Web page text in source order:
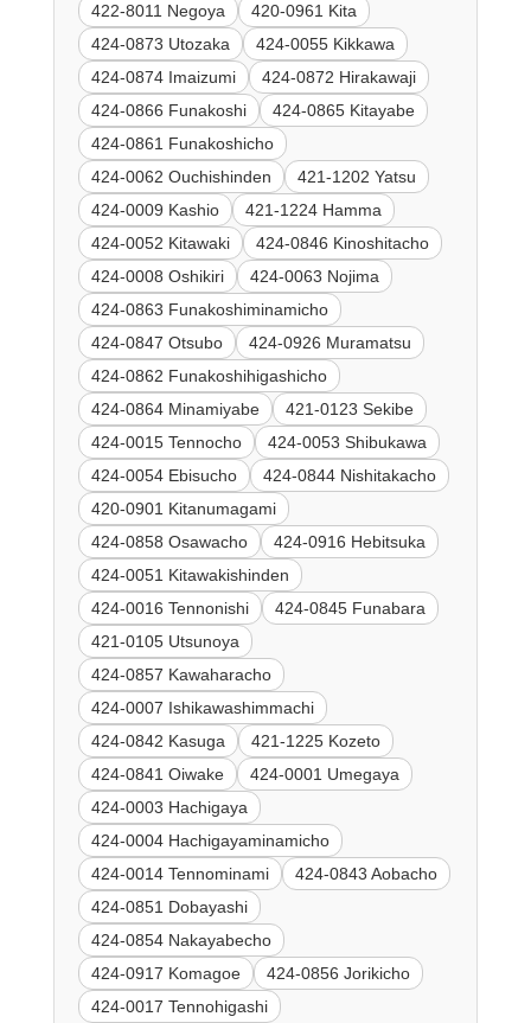
422-8011 Negoya
420-0961 Kita
424-0873 Utozaka
424-0055 Kikkawa
424-0874 Imaizumi
424-0872 Hirakawaji
424-0866 Funakoshi
424-0865 Kitayabe
424-0861 Funakoshicho
424-0062 Ouchishinden
421-1202 Yatsu
424-0009 Kashio
421-1224 Hamma
424-0052 Kitawaki
424-0846 Kinoshitacho
424-0008 Oshikiri
424-0063 Nojima
424-0863 Funakoshiminamicho
424-0847 Otsubo
424-0926 Muramatsu
424-0862 Funakoshihigashicho
424-0864 Minamiyabe
421-0123 Sekibe
424-0015 Tennocho
424-0053 Shibukawa
424-0054 Ebisucho
424-0844 Nishitakacho
420-0901 Kitanumagami
424-0858 Osawacho
424-0916 Hebitsuka
424-0051 Kitawakishinden
424-0016 Tennonishi
424-0845 Funabara
421-0105 Utsunoya
424-0857 Kawaharacho
424-0007 Ishikawashimmachi
424-0842 Kasuga
421-1225 Kozeto
424-0841 Oiwake
424-0001 Umegaya
424-0003 Hachigaya
424-0004 Hachigayaminamicho
424-0014 Tennominami
424-0843 Aobacho
424-0851 Dobayashi
424-0854 Nakayabecho
424-0917 Komagoe
424-0856 Jorikicho
424-0017 Tennohigashi